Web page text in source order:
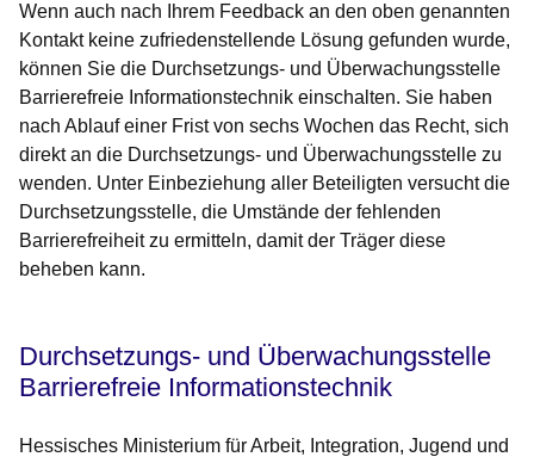
Wenn auch nach Ihrem Feedback an den oben genannten
Kontakt keine zufriedenstellende Lösung gefunden wurde,
können Sie die Durchsetzungs- und Überwachungsstelle
Barrierefreie Informationstechnik einschalten. Sie haben
nach Ablauf einer Frist von sechs Wochen das Recht, sich
direkt an die Durchsetzungs- und Überwachungsstelle zu
wenden. Unter Einbeziehung aller Beteiligten versucht die
Durchsetzungsstelle, die Umstände der fehlenden
Barrierefreiheit zu ermitteln, damit der Träger diese
beheben kann.
Durchsetzungs- und Überwachungsstelle
Barrierefreie Informationstechnik
Hessisches Ministerium für Arbeit, Integration, Jugend und